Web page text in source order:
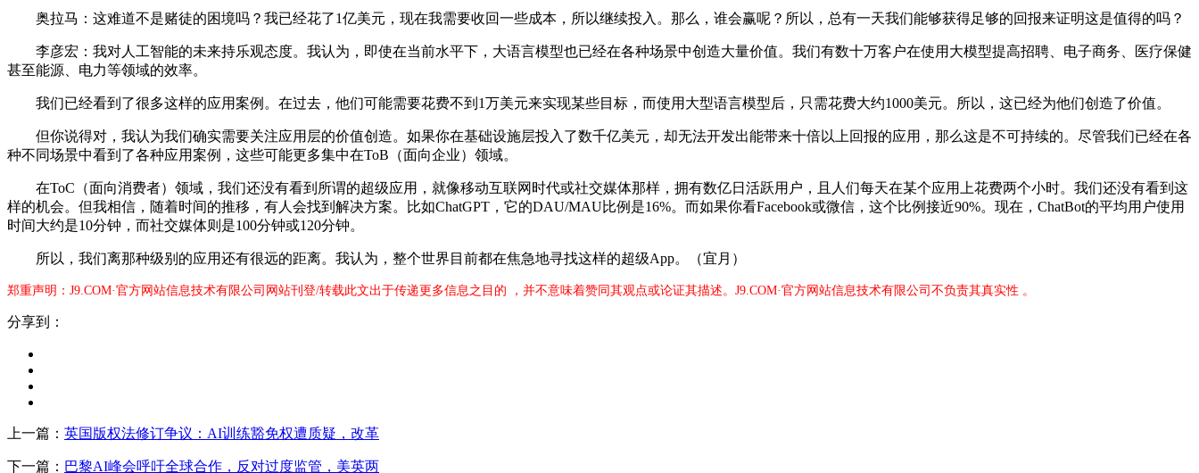
奥拉马：这难道不是赌徒的困境吗？我已经花了1亿美元，现在我需要收回一些成本，所以继续投入。那么，谁会赢呢？所以，总有一天我们能够获得足够的回报来证明这是值得的吗？
李彦宏：我对人工智能的未来持乐观态度。我认为，即使在当前水平下，大语言模型也已经在各种场景中创造大量价值。我们有数十万客户在使用大模型提高招聘、电子商务、医疗保健
甚至能源、电力等领域的效率。
我们已经看到了很多这样的应用案例。在过去，他们可能需要花费不到1万美元来实现某些目标，而使用大型语言模型后，只需花费大约1000美元。所以，这已经为他们创造了价值。
但你说得对，我认为我们确实需要关注应用层的价值创造。如果你在基础设施层投入了数千亿美元，却无法开发出能带来十倍以上回报的应用，那么这是不可持续的。尽管我们已经在各
种不同场景中看到了各种应用案例，这些可能更多集中在ToB（面向企业）领域。
在ToC（面向消费者）领域，我们还没有看到所谓的超级应用，就像移动互联网时代或社交媒体那样，拥有数亿日活跃用户，且人们每天在某个应用上花费两个小时。我们还没有看到这
样的机会。但我相信，随着时间的推移，有人会找到解决方案。比如ChatGPT，它的DAU/MAU比例是16%。而如果你看Facebook或微信，这个比例接近90%。现在，ChatBot的平均用户使用
时间大约是10分钟，而社交媒体则是100分钟或120分钟。
所以，我们离那种级别的应用还有很远的距离。我认为，整个世界目前都在焦急地寻找这样的超级App。（宜月）
郑重声明：J9.COM·官方网站信息技术有限公司网站刊登/转载此文出于传递更多信息之目的 ，并不意味着赞同其观点或论证其描述。J9.COM·官方网站信息技术有限公司不负责其真实性 。
分享到：
上一篇： 英国版权法修订争议：AI训练豁免权遭质疑，改革
下一篇： 巴黎AI峰会呼吁全球合作，反对过度监管，美英两